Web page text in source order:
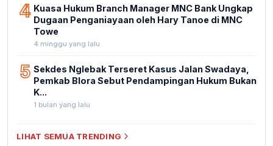
4 Kuasa Hukum Branch Manager MNC Bank Ungkap
Dugaan Penganiayaan oleh Hary Tanoe di MNC
Towe
4 minggu yang lalu
5 Sekdes Nglebak Terseret Kasus Jalan Swadaya,
Pemkab Blora Sebut Pendampingan Hukum Bukan
K...
1 bulan yang lalu
LIHAT SEMUA TRENDING